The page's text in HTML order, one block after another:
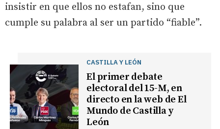
insistir en que ellos no estafan, sino que
cumple su palabra al ser un partido “fiable”.
CASTILLA Y LEÓN
El primer debate
electoral del 15-M, en
directo en la web de El
Mundo de Castilla y
León